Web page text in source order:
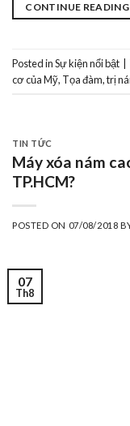
CONTINUE READING
Posted inSự kiện nổi bật
cơ của Mỹ, Tọa đàm,trị
TIN TỨC
Máy xóa nám
TP.HCM?
POSTED ON 07/08/2018
07
Th8